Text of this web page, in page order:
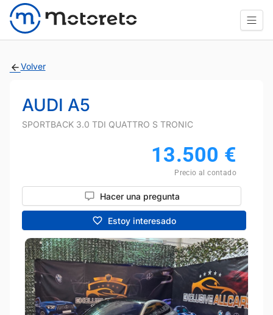
Volver
AUDI A5
SPORTBACK 3.0 TDI QUATTRO S TRONIC
13.500 €
Precio al contado
Hacer una pregunta
Estoy interesado